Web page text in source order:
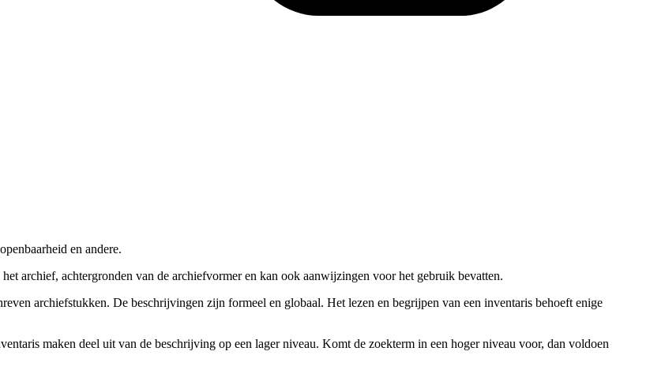
en andere.
archief, achtergronden van de archiefvormer en kan ook aanwijzingen voor het gebruik bevatten.
archiefstukken. De beschrijvingen zijn formeel en globaal. Het lezen en begrijpen van een inventaris behoeft enige
maken deel uit van de beschrijving op een lager niveau. Komt de zoekterm in een hoger niveau voor, dan voldoen